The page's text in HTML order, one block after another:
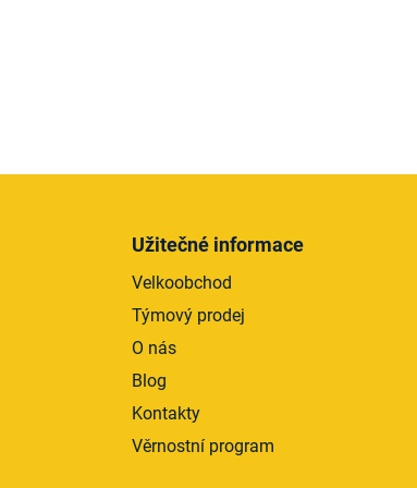
v
Užitečné informace
Velkoobchod
Týmový prodej
O nás
Blog
Kontakty
Věrnostní program